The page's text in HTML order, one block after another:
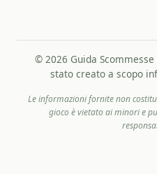
© 2026 Guida
stato creato a scopo
Le informazioni fornite non
gioco è vietato ai minori e